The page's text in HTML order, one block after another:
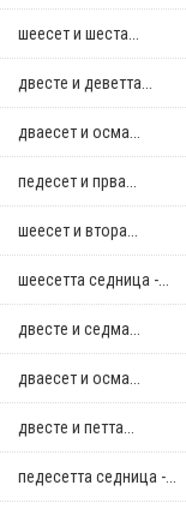
шеесет и шеста...
двестe и деветта...
дваесет и осма...
педесет и прва...
шеесет и втора...
шеесетта седница -...
двестe и седма...
дваесет и осма...
двестe и петта...
педесетта седница -...